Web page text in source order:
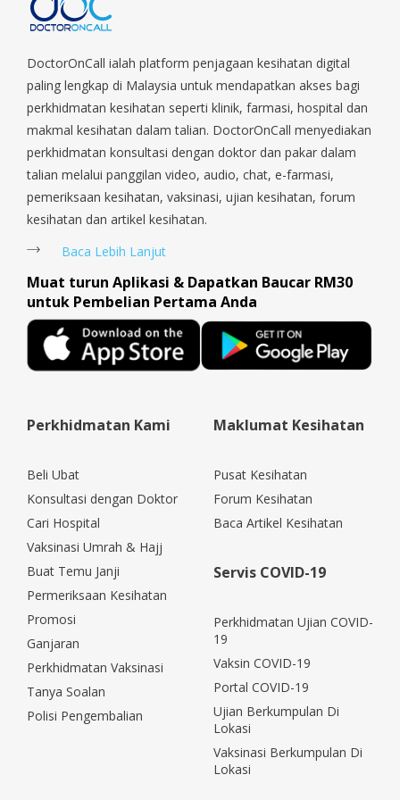
Orchard, Pasir Ris, Punggol, Potong Pasir, Paya Lebar,
Sengkang, Serangoon, Serangoon Rd, Seletar, Tampines, Toa
Payoh, Tanjong Pagar, Telok Blangah, Tanglin, Thomson, Tuas,
Tengah, Upper East Coast, Upper Bukit Timah, Upper Thomson,
Woodlands, West Coast, Yishun, Yio Chu Kang.
DoctorOnCall ialah platform penjagaan kesihatan digital
paling lengkap di Malaysia untuk mendapatkan akses bagi
perkhidmatan kesihatan seperti klinik, farmasi, hospital dan
makmal kesihatan dalam talian. DoctorOnCall menyediakan
perkhidmatan konsultasi dengan doktor dan pakar dalam
talian melalui panggilan video, audio, chat, e-farmasi,
pemeriksaan kesihatan, vaksinasi, ujian kesihatan, forum
kesihatan dan artikel kesihatan.
Baca Lebih Lanjut
Muat turun Aplikasi & Dapatkan Baucar RM30
untuk Pembelian Pertama Anda
Perkhidmatan Kami
Beli Ubat
Konsultasi dengan Doktor
Cari Hospital
Vaksinasi Umrah & Hajj
Buat Temu Janji
Permeriksaan Kesihatan
Promosi
Ganjaran
Perkhidmatan Vaksinasi
Tanya Soalan
Polisi Pengembalian
Maklumat Kesihatan
Pusat Kesihatan
Forum Kesihatan
Baca Artikel Kesihatan
Servis COVID-19
Perkhidmatan Ujian COVID-
19
Vaksin COVID-19
Portal COVID-19
Ujian Berkumpulan Di
Lokasi
Vaksinasi Berkumpulan Di
Lokasi